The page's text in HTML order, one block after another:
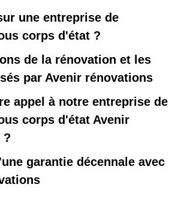
une entreprise de
corps d'état ?
de la rénovation et les
par Avenir rénovations
appel à notre entreprise de
corps d'état Avenir
?
garantie décennale avec